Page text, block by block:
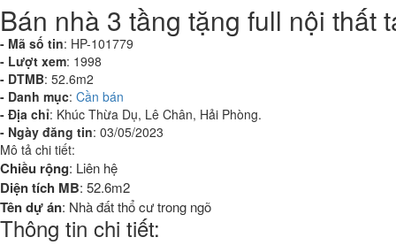
Bán nhà 3 tầng tặng full nội thất
- Mã số tin: HP-101779
- Lượt xem: 1998
- DTMB: 52.6m2
- Danh mục: Cần bán
- Địa chỉ: Khúc Thừa Dụ, Lê Chân, Hải Phòng.
- Ngày đăng tin: 03/05/2023
Mô tả chi tiết:
Chiều rộng: Liên hệ
Diện tích MB: 52.6m2
Tên dự án: Nhà đất thổ cư trong ngõ
Thông tin chi tiết: